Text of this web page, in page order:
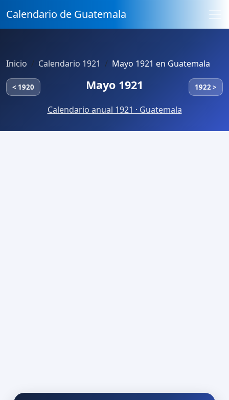
Calendario de Guatemala
Inicio Calendario 1921 Mayo 1921 en Guatemala
< 1920 Mayo 1921 1922 >
Calendario anual 1921 · Guatemala